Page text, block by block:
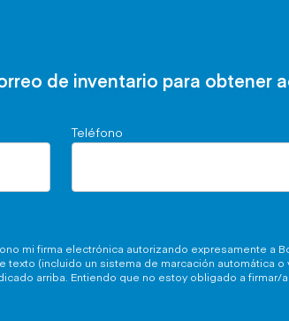
de inventario para
Teléfono
mi firma electrónica autorizando expresamente a
texto (incluido un sistema de marcación automática
arriba. Entiendo que no estoy obligado a firmar/